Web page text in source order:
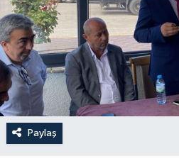
Paylaş
EĞİTİM
İLÇELER
OTOPARK
TEKNOLOJİ
Haber Arşivi